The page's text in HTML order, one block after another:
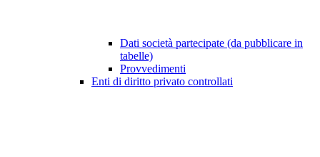
Dati società partecipate (da pubblicare in
tabelle)
Provvedimenti
Enti di diritto privato controllati